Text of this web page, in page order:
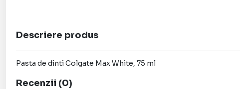
Descriere produs
Pasta de dinti Colgate Max White, 75 ml
Recenzii (0)